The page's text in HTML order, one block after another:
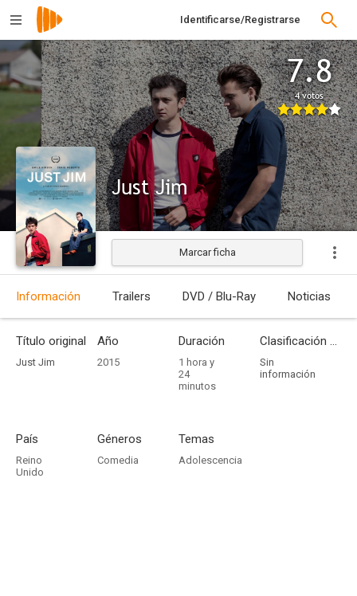
Identificarse/Registrarse
7.8
4 votos
Just Jim
Marcar ficha
Información Trailers DVD / Blu-Ray Noticias
Título original
Just Jim
Año
2015
Duración
1 hora y
24
minutos
Clasificación por edades
Sin
información
País
Reino
Unido
Géneros
Comedia
Temas
Adolescencia